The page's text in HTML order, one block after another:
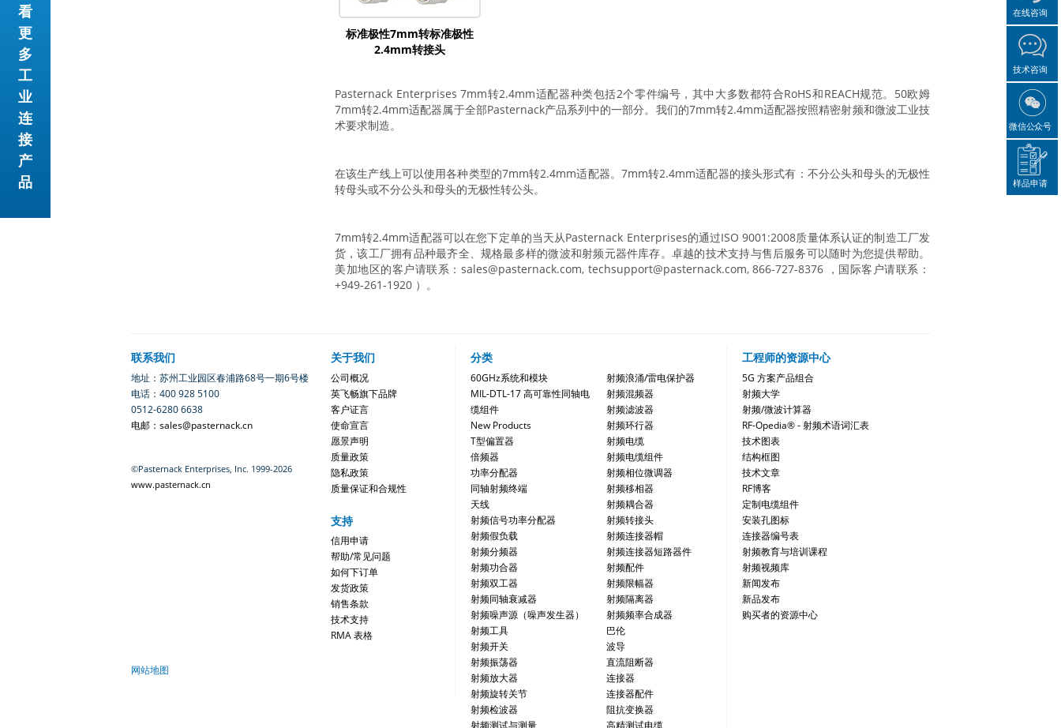
标准极性7mm转标准极性
2.4mm转接头
Pasternack Enterprises 7mm转2.4mm适配器种类包括2个零件编号，其中大多数都符合RoHS和REACH规范。50欧姆
7mm转2.4mm适配器属于全部Pasternack产品系列中的一部分。我们的7mm转2.4mm适配器按照精密射频和微波工业技
术要求制造。
在该生产线上可以使用各种类型的7mm转2.4mm适配器。7mm转2.4mm适配器的接头形式有：不分公头和母头的无极性
转母头或不分公头和母头的无极性转公头。
7mm转2.4mm适配器可以在您下定单的当天从Pasternack Enterprises的通过ISO 9001:2008质量体系认证的制造工厂发
货，该工厂拥有品种最齐全、规格最多样的微波和射频元器件库存。卓越的技术支持与售后服务可以随时为您提供帮助。
美加地区的客户请联系：sales@pasternack.com, techsupport@pasternack.com, 866-727-8376 ，国际客户请联系：
+949-261-1920 ）。
联系我们
地址：苏州工业园区春浦路68号一期6号楼
电话：400 928 5100
0512-6280 6638
电邮：sales@pasternack.cn
©Pasternack Enterprises, Inc. 1999-2026
www.pasternack.cn
关于我们
公司概况
英飞畅旗下品牌
客户证言
使命宣言
愿景声明
质量政策
隐私政策
质量保证和合规性
支持
信用申请
帮助/常见问题
如何下订单
发货政策
销售条款
技术支持
RMA 表格
网站地图
分类
60GHz系统和模块
MIL-DTL-17 高可靠性同轴电
缆组件
New Products
T型偏置器
倍频器
功率分配器
同轴射频终端
天线
射频信号功率分配器
射频假负载
射频分频器
射频功合器
射频双工器
射频同轴衰减器
射频噪声源（噪声发生器）
射频工具
射频开关
射频振荡器
射频放大器
射频旋转关节
射频检波器
射频测试与测量
射频浪涌/雷电保护器
射频混频器
射频滤波器
射频环行器
射频电缆
射频电缆组件
射频相位微调器
射频移相器
射频耦合器
射频转接头
射频连接器帽
射频连接器短路器件
射频配件
射频限幅器
射频隔离器
射频频率合成器
巴伦
波导
直流阻断器
连接器
连接器配件
阻抗变换器
高精测试电缆
工程师的资源中心
5G 方案产品组合
射频大学
射频/微波计算器
RF-Opedia® - 射频术语词汇表
技术图表
结构框图
技术文章
RF博客
定制电缆组件
安装孔图标
连接器编号表
射频教育与培训课程
射频视频库
新闻发布
新品发布
购买者的资源中心
看
更
多
工
业
连
接
产
品
在线咨询
技术咨询
微信公众号
样品申请